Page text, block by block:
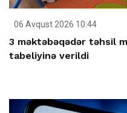
06 Avqust 2026 10:44
3 məktəbəqədər təhsil
tabeliyinə verildi